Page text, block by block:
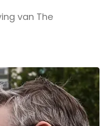
van The